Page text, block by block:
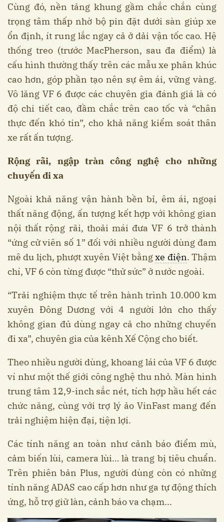
Cùng đó, nền tảng khung gầm chắc chắn cùng
trọng tâm thấp nhờ bộ pin đặt dưới sàn giúp xe
ổn định, ít rung lắc ngay cả ở dải vận tốc cao. Hệ
thống treo (trước MacPherson, sau đa điểm) là
cấu hình thường thấy trên các mẫu xe phân khúc
cao hơn, góp phần tạo nên sự êm ái, vững vàng.
Vô lăng VF 6 được các chuyên gia đánh giá là có
độ chi tiết cao, đầm chắc trên cao tốc và “chân
thực đến khó tin”, cho khả năng kiểm soát thân
xe rất ấn tượng.
Rộng rãi, ngập tràn công nghệ cho những
chuyến đi xa
Ngoài khả năng vận hành bền bỉ, êm ái, ngoại
thất năng động, ấn tượng kết hợp với không gian
nội thất rộng rãi, thoải mái đưa VF 6 trở thành
“ứng cử viên số 1” đối với nhiều người dùng đam
mê du lịch, phượt xuyên Việt bằngxe điện. Thậm
chí, VF 6 còn từng được “thử sức” ở nước ngoài.
“Trải nghiệm thực tế trên hành trình 10.000 km
xuyên Đông Dương với 4 người lớn cho thấy
không gian đủ dùng ngay cả cho những chuyến
đi xa”, chuyên gia của kênh Xế Cộng cho biết.
Theo nhiều người dùng, khoang lái của VF 6 được
ví như một thế giới công nghệ thu nhỏ. Màn hình
trung tâm 12,9-inch sắc nét, tích hợp hầu hết các
chức năng, cùng với trợ lý ảo VinFast mang đến
trải nghiệm hiện đại, tiện lợi.
Các tính năng an toàn như cảnh báo điểm mù,
cảm biến lùi, camera lùi… là trang bị tiêu chuẩn.
Trên phiên bản Plus, người dùng còn có những
tính năng ADAS cao cấp hơn như ga tự động thích
ứng, hỗ trợ giữ làn, cảnh báo va chạm...